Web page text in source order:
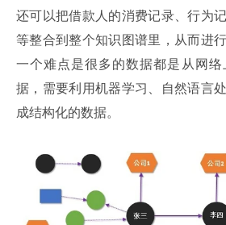
还可以把借款人的消费记录、行为
等整合到整个知识图谱里，从而进
一个难点是很多的数据都是从网
据，需要利用机器学习、自然语言
成结构化的数据。